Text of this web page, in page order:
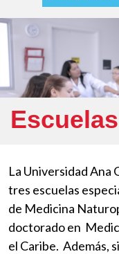
La Universidad Ana
tres escuelas
de Medicina
doctorado en
el Caribe. Además,